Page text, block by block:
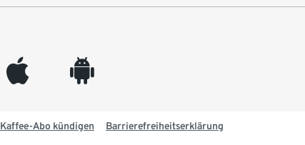
appleinc android
Kaffee-Abo kündigen Barrierefreiheitserklärung